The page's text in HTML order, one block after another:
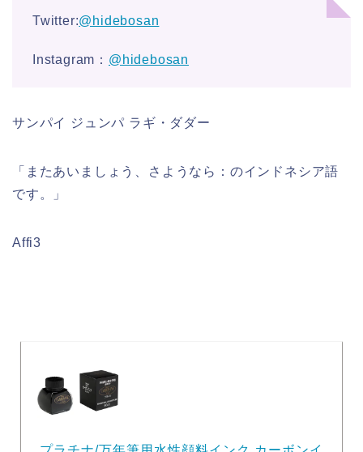
Twitter:@hidebosan
Instagram： @hidebosan
サンパイ ジュンパ ラギ・ダダー
「またあいましょう、さようなら：のインドネシア語
です。」
Affi3